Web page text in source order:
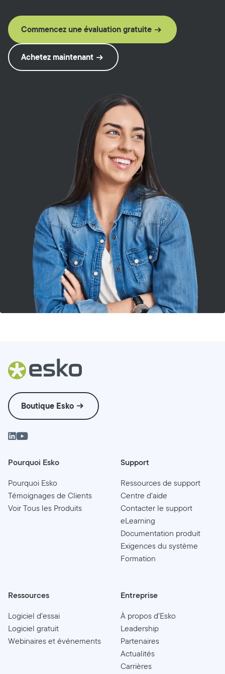
Commencez une évaluation gratuite
Achetez maintenant
Boutique Esko
Pourquoi Esko
Pourquoi Esko
Témoignages de Clients
Voir Tous les Produits
Support
Ressources de support
Centre d’aide
Contacter le support
eLearning
Documentation produit
Exigences du système
Formation
Ressources
Logiciel d’essai
Logiciel gratuit
Webinaires et événements
Entreprise
À propos d’Esko
Leadership
Partenaires
Actualités
Carrières